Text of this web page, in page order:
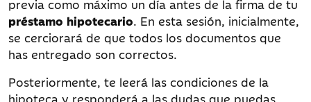
previa como máximo un día antes de la firma de tu
préstamo hipotecario. En esta sesión, inicialmente,
se cerciorará de que todos los documentos que
has entregado son correctos.
Posteriormente, te leerá las condiciones de la